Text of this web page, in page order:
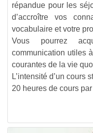
répandue pour les
d’accroître vos
vocabulaire et votre
Vous pourrez
communication utiles
courantes de la vie
L’intensité d’un cours
20 heures de cours